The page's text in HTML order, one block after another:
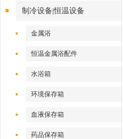
制冷设备|恒温设备
金属浴
恒温金属浴配件
水浴箱
环境保存箱
血液保存箱
药品保存箱